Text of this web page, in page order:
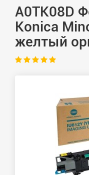
A0TK08D
Konica
желтый